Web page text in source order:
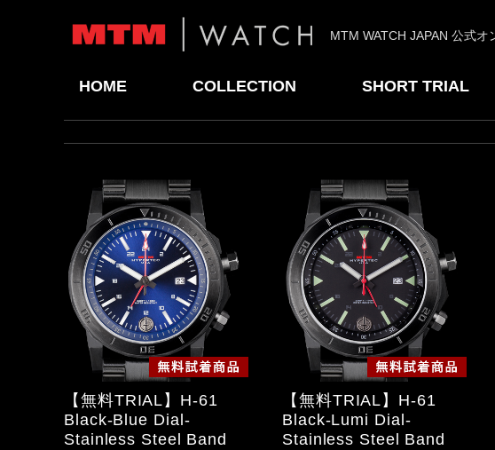
MTM WATCH JAPAN 公式オ
HOME COLLECTION SHORT TRIAL
【無料TRIAL】H-61
Black-Blue Dial-
Stainless Steel Band
【無料TRIAL】H-61
Black-Lumi Dial-
Stainless Steel Band